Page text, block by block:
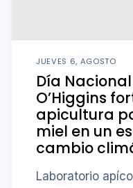
JUEVES 6, AGOSTO
Día
O’Higgins
apicultura
miel en un
cambio
Laboratorio